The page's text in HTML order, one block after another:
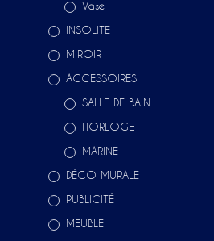
Vase
INSOLITE
MIROIR
ACCESSOIRES
SALLE DE BAIN
HORLOGE
MARINE
DÉCO MURALE
PUBLICITÉ
MEUBLE